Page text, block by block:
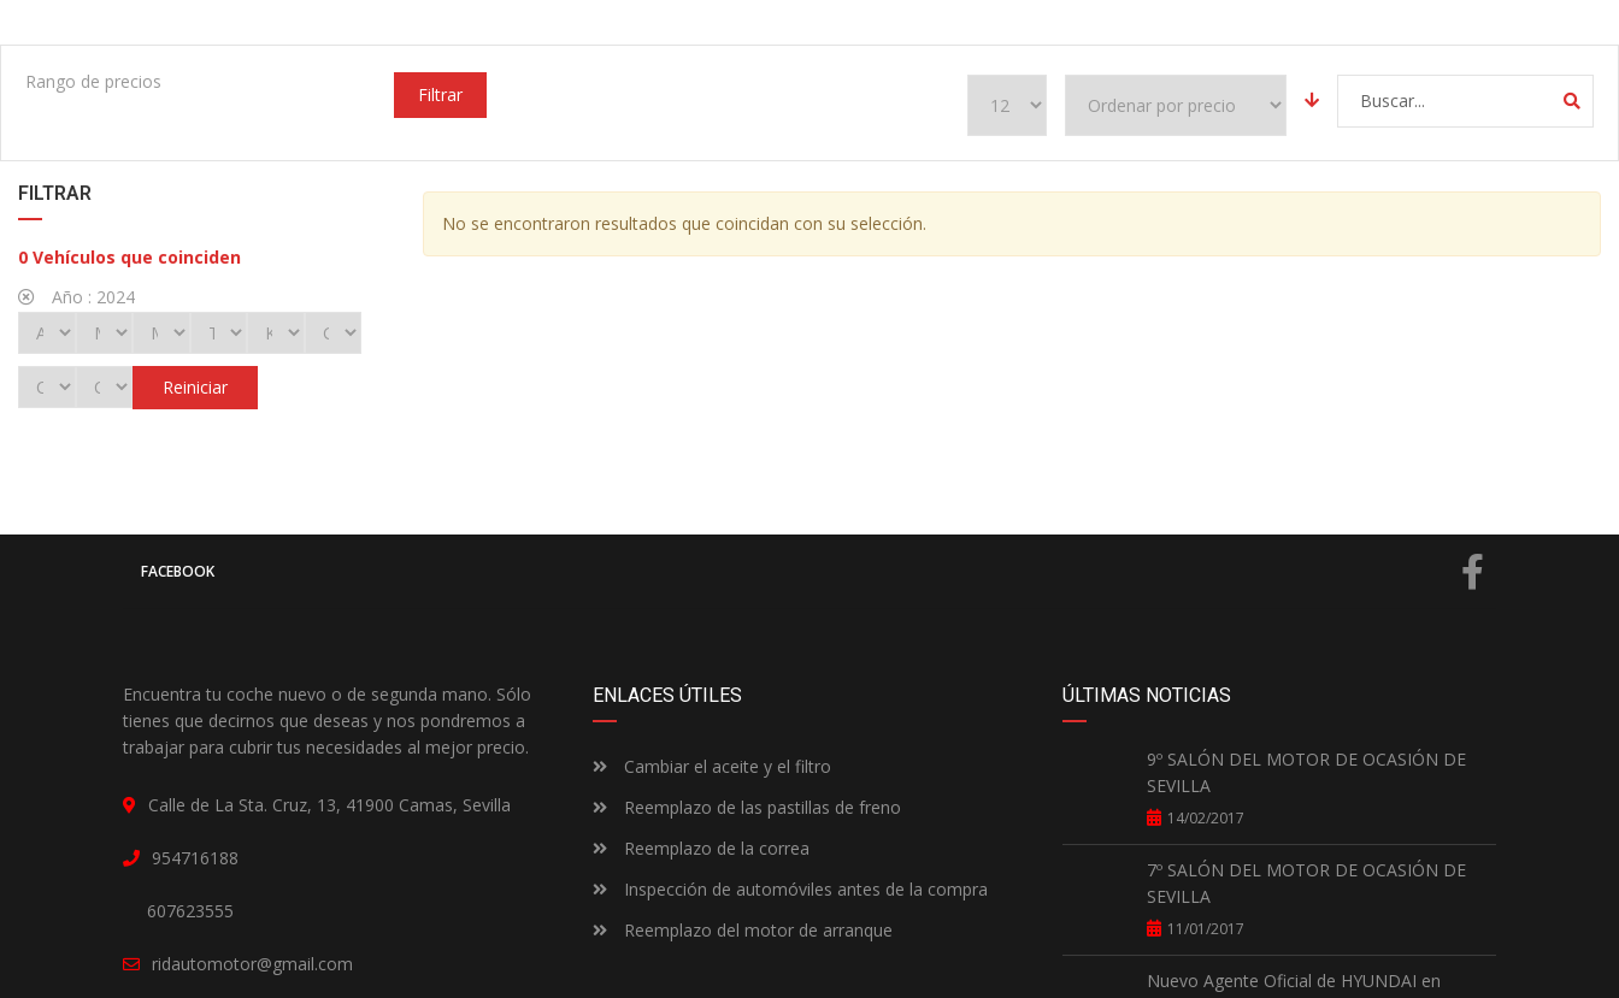
Rango de precios
Filtrar
FILTRAR
0 Vehículos que coinciden
Año : 2024
Reiniciar
No se encontraron resultados que coincidan con su selección.
FACEBOOK
Encuentra tu coche nuevo o de segunda mano. Sólo
tienes que decirnos que deseas y nos pondremos a
trabajar para cubrir tus necesidades al mejor precio.
Calle de La Sta. Cruz, 13, 41900 Camas, Sevilla
954716188
607623555
ridautomotor@gmail.com
ENLACES ÚTILES
Cambiar el aceite y el filtro
Reemplazo de las pastillas de freno
Reemplazo de la correa
Inspección de automóviles antes de la compra
Reemplazo del motor de arranque
ÚLTIMAS NOTICIAS
9º SALÓN DEL MOTOR DE OCASIÓN DE
SEVILLA
14/02/2017
7º SALÓN DEL MOTOR DE OCASIÓN DE
SEVILLA
11/01/2017
Nuevo Agente Oficial de HYUNDAI en